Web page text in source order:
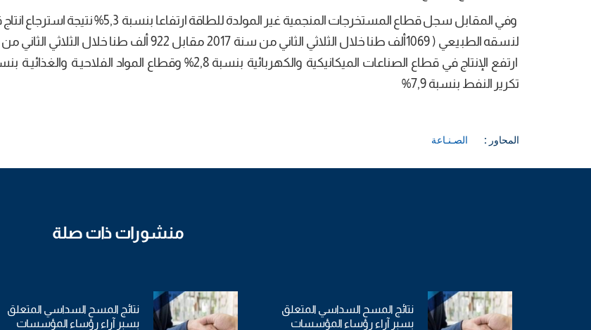
وفي المقابل سجل قطاع المستخرجات المنجمية غير المولدة للطاقة
تكرير النفط بنسبة 7,9%
المحاور : الصـنـاعة
منشورات ذات صلة
نتائج المسح السداسي المتعلق
بسبر آراء رؤساء المؤسسات
نتائج المسح السداسي المتعلق
بسبر آراء رؤساء المؤسسات